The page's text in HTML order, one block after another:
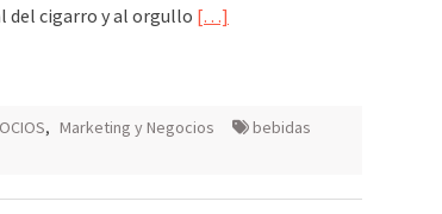
del cigarro y al orgullo […]
, Marketing y Negocios
bebidas